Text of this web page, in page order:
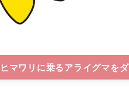
マワリに乗るアライグマ